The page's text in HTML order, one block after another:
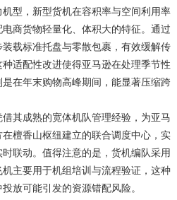
型，新型货机在容积率与空间利用率
商货物轻量化、体积大的特征。通过
载标准托盘与零散包裹，有效缓解传
适配性改进使得亚马逊在处理季节性
在年末购物高峰期间，能显著压缩跨
其成熟的宽体机队管理经验，为亚马
檀香山枢纽建立的联合调度中心，实
联动。值得注意的是，货机编队采用
主要用于机组培训与流程验证，这种
放可能引发的资源错配风险。